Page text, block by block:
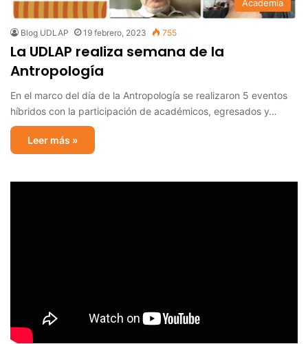
Academia
Blog UDLAP 19 febrero, 2023 755
La UDLAP realiza semana de la
Antropología
En el marco del día de la Antropología se realizaron 5 eventos
híbridos con la participación de académicos, egresados y…
Leer más »